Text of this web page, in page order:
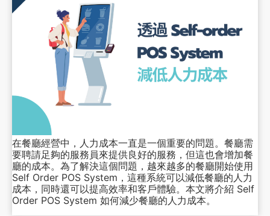
在餐廳經營中，人力成本一直是一個重要的問題。餐廳需
要聘請足夠的服務員來提供良好的服務，但這也會增加餐
廳的成本。為了解決這個問題，越來越多的餐廳開始使用
Self Order POS System，這種系統可以減低餐廳的人力
成本，同時還可以提高效率和客戶體驗。本文將介紹 Self
Order POS System 如何減少餐廳的人力成本。